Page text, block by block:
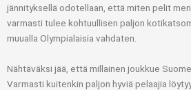
jännityksellä odotellaan, että miten pelit
varmasti tulee kohtuullisen paljon
muualla Olympialaisia vahdaten.
Nähtäväksi jää, että millainen joukkue
Varmasti kuitenkin paljon hyviä pelaajia